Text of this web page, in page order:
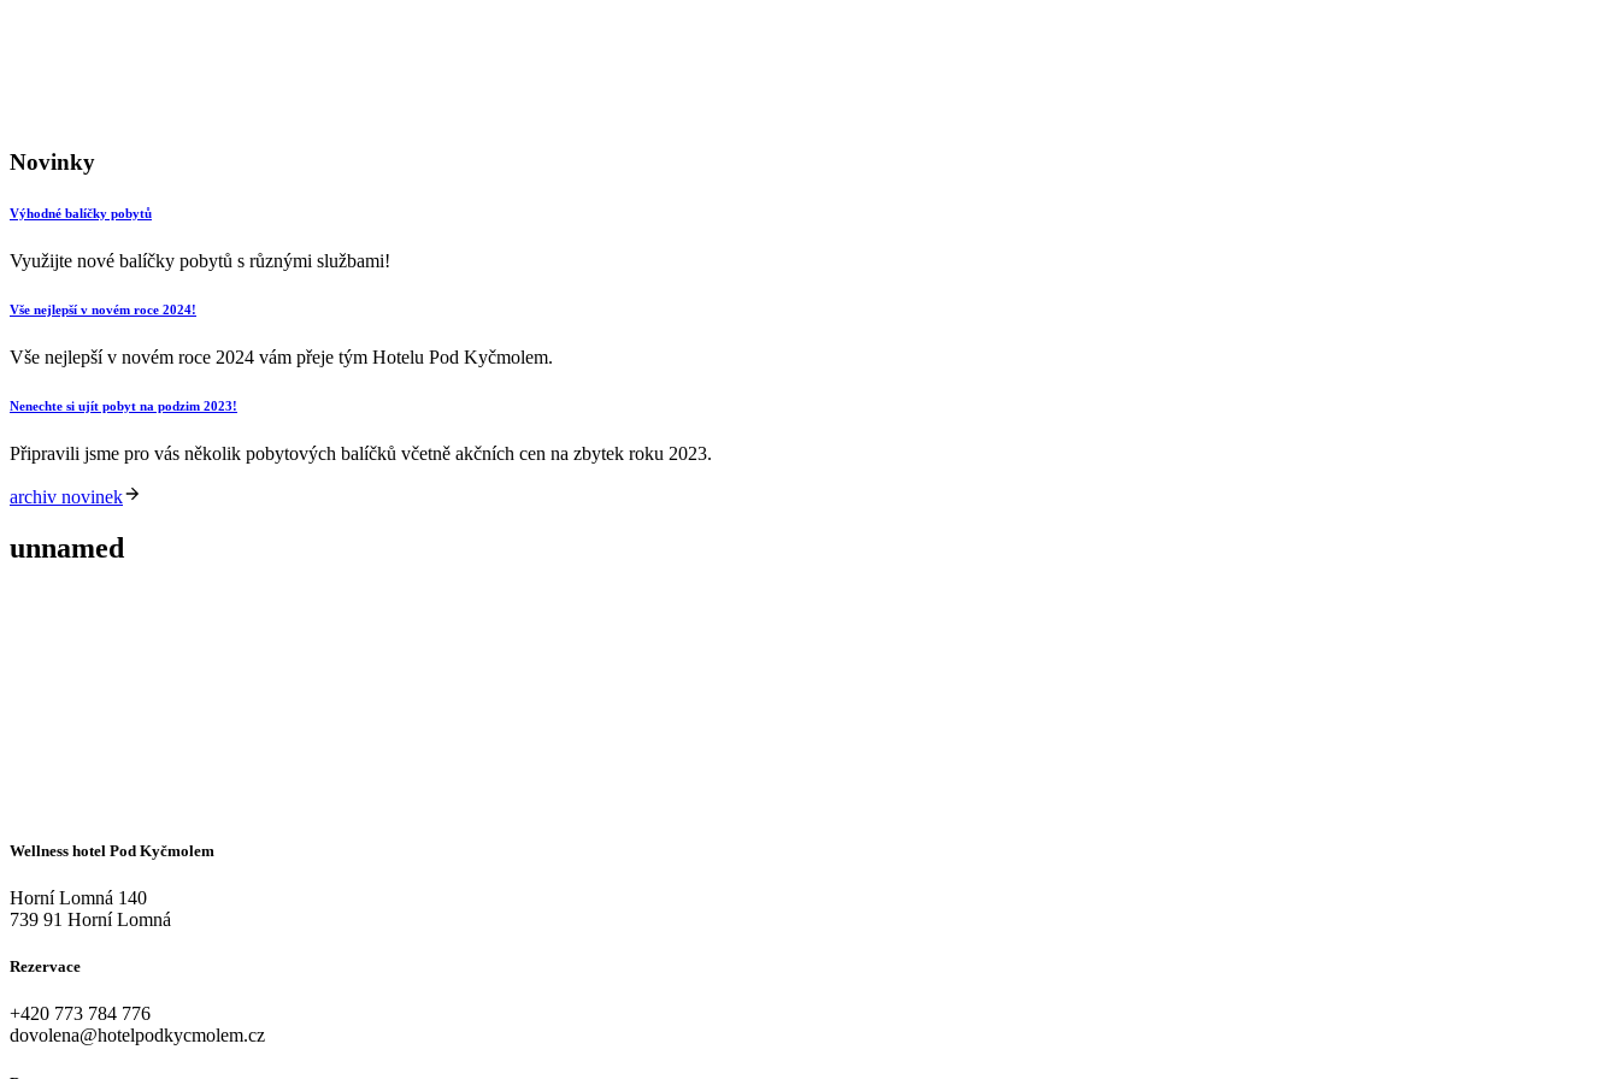
Novinky
Výhodné balíčky pobytů
Využijte nové balíčky pobytů s různými službami!
Vše nejlepší v novém roce 2024!
Vše nejlepší v novém roce 2024 vám přeje tým Hotelu Pod Kyčmolem.
Nenechte si ujít pobyt na podzim 2023!
Připravili jsme pro vás několik pobytových balíčků včetně akčních cen na zbytek roku 2023.
archiv novinek
unnamed
Wellness hotel Pod Kyčmolem
Horní Lomná 140
739 91 Horní Lomná
Rezervace
+420 773 784 776
dovolena@hotelpodkycmolem.cz